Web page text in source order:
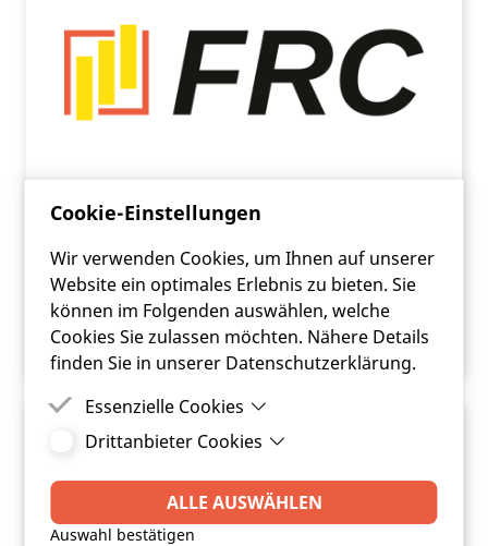
Cookie-Einstellungen
Wir verwenden Cookies, um Ihnen auf unserer
Website ein optimales Erlebnis zu bieten. Sie
können im Folgenden auswählen, welche
Cookies Sie zulassen möchten. Nähere Details
finden Sie in unserer Datenschutzerklärung.
Essenzielle Cookies
Essenzielle Cookies sind Cookies, welche für die
benötigt werden.
Drittanbieter Cookies
Drittanbieter Cookies sind Cookies, die
Drittanbieter-Software setzt, um Funktionen wie
Google Maps zu ermöglichen.
ALLE AUSWÄHLEN
Auswahl bestätigen
Der Querdenker - VRV 2015,
Bewertung von Gemeindevermögen
ARTIKEL LESEN